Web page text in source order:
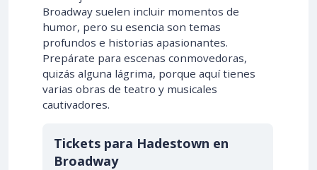
Broadway suelen incluir momentos de
humor, pero su esencia son temas
profundos e historias apasionantes.
Prepárate para escenas conmovedoras,
quizás alguna lágrima, porque aquí tienes
varias obras de teatro y musicales
cautivadores.
Tickets para Hadestown en
Broadway